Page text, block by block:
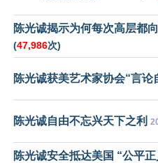
陈光诚揭示为何每次高层都
(47,986次)
陈光诚获美艺术家协会“言论
陈光诚自由不忘兴天下之利
陈光诚安全抵达美国 “公平